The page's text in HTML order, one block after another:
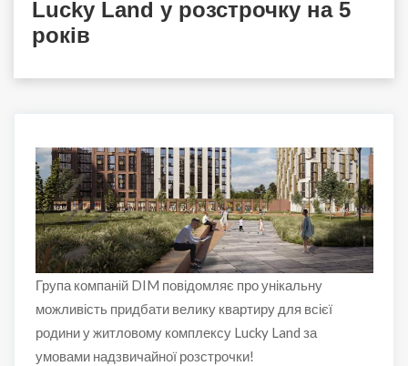
Lucky Land у розстрочку на 5
років
Група компаній DIM повідомляє про унікальну
можливість придбати велику квартиру для всієї
родини у житловому комплексу Lucky Land за
умовами надзвичайної розстрочки!